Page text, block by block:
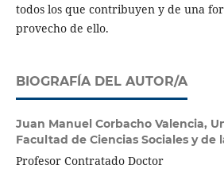
todos los que contribuyen y de una
provecho de ello.
BIOGRAFÍA DEL AUTOR/A
Juan Manuel Corbacho Valencia,
Facultad de Ciencias Sociales y de
Profesor Contratado Doctor